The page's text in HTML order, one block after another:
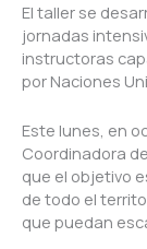
El taller se
jornadas
instructoras
por Naciones
Este lunes, en
Coordinadora
que el objetivo
de todo el
que puedan